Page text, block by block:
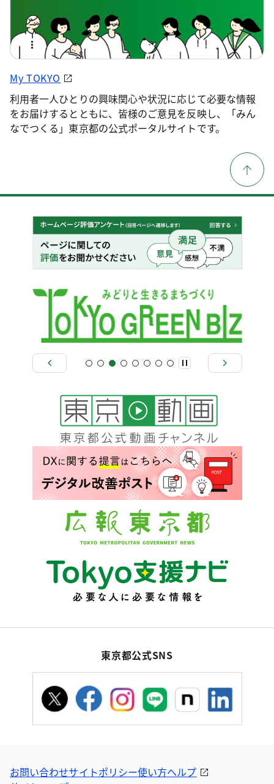
My TOKYO
利用者一人ひとりの興味関心や状況に応じて必要な情報
をお届けするとともに、皆様のご意見を反映し、「みん
なでつくる」東京都の公式ポータルサイトです。
東京都公式SNS
お問い合わせサイトポリシー使い方ヘルプ